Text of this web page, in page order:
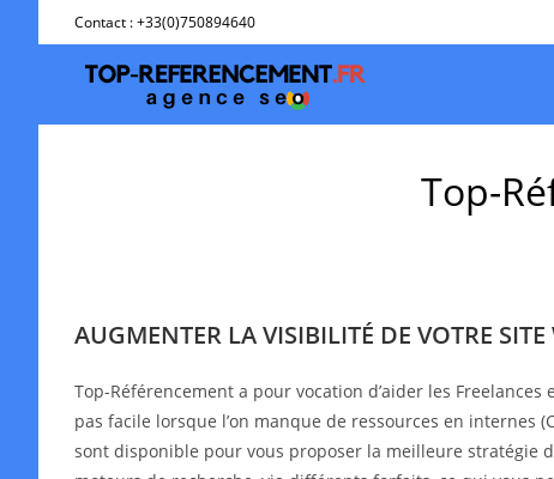
Contact : +33(0)750894640
Top-
AUGMENTER LA VISIBILITÉ DE VOTRE
Top-Référencement a pour vocation d’aider les Freelances
pas facile lorsque l’on manque de ressources en internes
sont disponible pour vous proposer la meilleure stratégie